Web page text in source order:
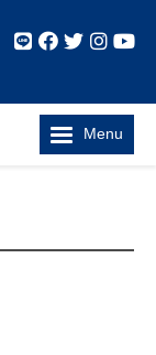
Menu